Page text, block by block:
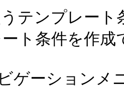
テンプレート
ト条件を作成
ゲーション